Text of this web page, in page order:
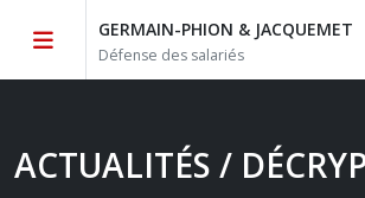
GERMAIN-PHION & JACQUEMET
Défense des salariés
ACTUALITÉS /